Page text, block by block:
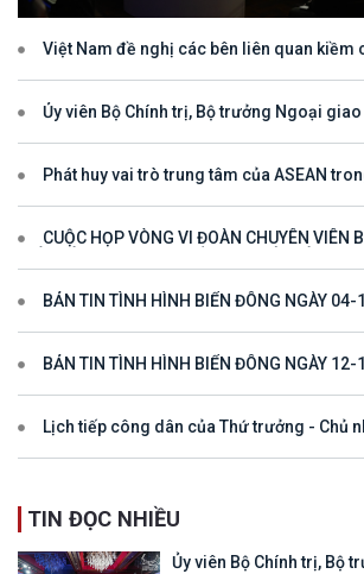
không
Việt Nam đề nghị các bên liên quan kiềm
phán đối với vùng đặc quyền kinh tế và thềm
ven biển
Ủy viên Bộ Chính trị, Bộ trưởng Ngoại
Phát huy vai trò trung tâm của ASEAN
CUỘC HỌP VÒNG VI ĐOÀN CHUYÊN VIÊN
TRIỂN
BẢN TIN TÌNH HÌNH BIỂN ĐÔNG NGÀY
BẢN TIN TÌNH HÌNH BIỂN ĐÔNG NGÀY
Lịch tiếp công dân của Thứ trưởng - Chủ
TIN ĐỌC NHIỀU
Ủy viên Bộ Chính trị, Bộ